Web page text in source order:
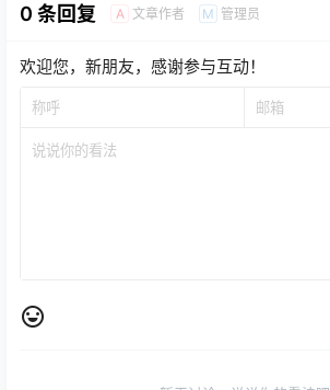
0 条回复 A 文章作者 M 管理员
欢迎您，新朋友，感谢参与互动！